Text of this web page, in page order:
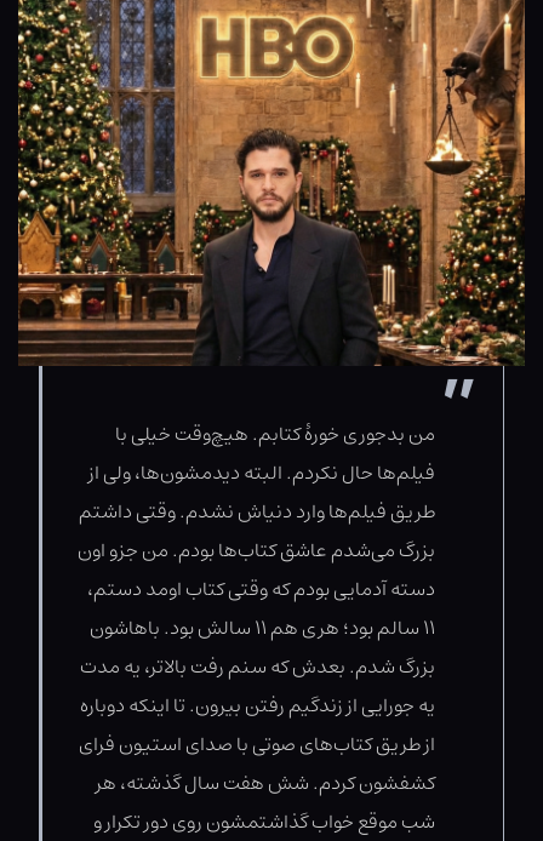
من بدجوری خورۀ کتابم. هیچ‌وقت خیلی با
فیلم‌ها حال نکردم. البته دیدمشون‌ها، ولی از
طریق فیلم‌ها وارد دنیاش نشدم. وقتی داشتم
بزرگ می‌شدم عاشق کتاب‌ها بودم. من جزو اون
دسته آدمایی بودم که وقتی کتاب اومد دستم،
۱۱ سالم بود؛ هری هم ۱۱ سالش بود. باهاشون
بزرگ شدم. بعدش که سنم رفت بالاتر، یه مدت
یه جورایی از زندگیم رفتن بیرون. تا اینکه دوباره
از طریق کتاب‌های صوتی با صدای استیون فرای
کشفشون کردم. شش هفت سال گذشته، هر
شب موقع خواب گذاشتمشون روی دور تکرار و